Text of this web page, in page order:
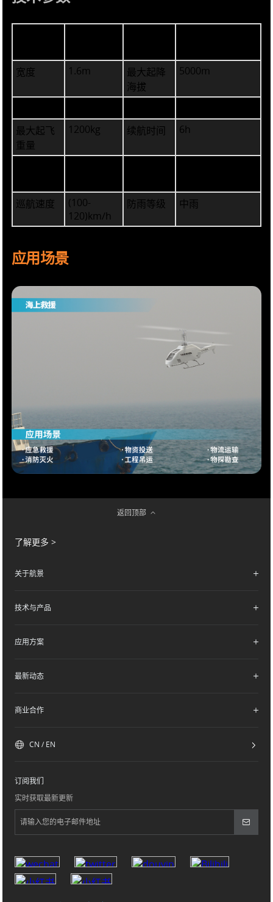
宽度 1.6m
最大起降
海拔
5000m
最大起飞
重量
1200kg 续航时间 6h
巡航速度
(100-
120)km/h
防雨等级 中雨
应用场景
返回顶部
了解更多 >
关于航景
公司简介
技术与产品
核心技术
复合翼无人机
应用方案
森林消防系统解决方案
医疗救援系统解决方案
最新动态
航景新闻
商业合作
联系我们
CN / EN
订阅我们
实时获取最新更新